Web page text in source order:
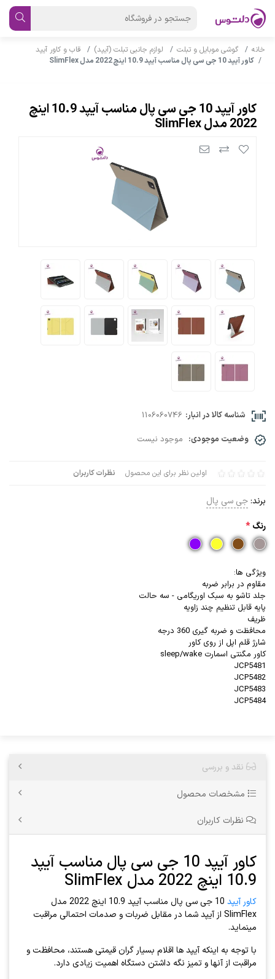
خانه گوشی موبایل و تبلت لوازم جانبی تبلت (آیپد)
قاب و کاور آیپد
کاور آیپد 10 جی سی پال مناسب آیپد 10.9 اینچ 2022 مدل SlimFlex
کاور آیپد 10 جی سی پال مناسب آیپد 10.9 اینچ
2022 مدل SlimFlex
اولین نظر برای این محصول نظرات کاربران
برند:جی سی پال
رنگ *
ویژگی ها:
مقاوم در برابر ضربه
جلد تاشو به سبک اوریگامی - سه حالت
پایه قابل تنظیم چند زاویه
ظریف
محافظت و ضربه گیری 360 درجه
شارژ قلم اپل از روی کاور
کاور مگنتی اسمارت sleep/wake
JCP5481
JCP5482
JCP5483
JCP5484
شناسه کالا در انبار: 1106060746
وضعیت موجودی: موجود نیست
نقد و بررسی
مشخصات محصول
نظرات کاربران
کاور آیپد 10 جی سی پال مناسب آیپد
10.9 اینچ 2022 مدل SlimFlex
کاور آیپد
10 جی سی پال مناسب آیپد 10.9 اینچ 2022 مدل
SlimFlex از آیپد شما در مقابل ضربات و صدمات احتمالی مراقبت
مینماید.
با توجه به اینکه آیپد ها اقلام بسیار گران قیمتی هستند، محافظت و
مراقبت از آنها و تمیز نگه داشتن دستگاه اهمیت زیادی دارد.